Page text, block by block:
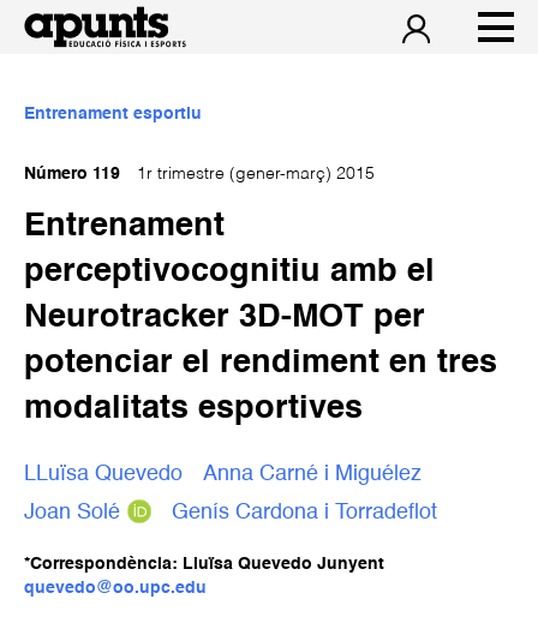
Entrenament esportiu
Número 119 1r trimestre (gener-març) 2015
Entrenament
perceptivocognitiu amb el
Neurotracker 3D-MOT per
potenciar el rendiment en tres
modalitats esportives
LLuïsa Quevedo
Anna Carné i Miguélez
Joan Solé
Genís Cardona i Torradeflot
*Correspondència: Lluïsa Quevedo Junyent
quevedo@oo.upc.edu